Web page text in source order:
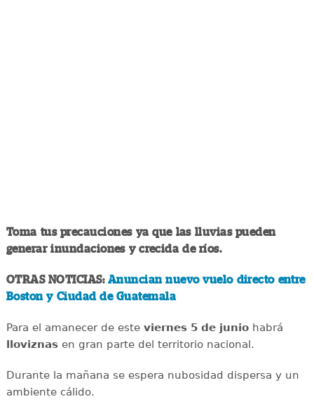
Toma tus precauciones ya que las lluvias pueden
generar inundaciones y crecida de ríos.
OTRAS NOTICIAS: Anuncian nuevo vuelo directo entre
Boston y Ciudad de Guatemala
Para el amanecer de este viernes 5 de juniohabrá
lloviznasen gran parte del territorio nacional.
Durante la mañana se espera nubosidad dispersa y un
ambiente cálido.